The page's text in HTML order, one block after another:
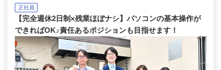
正社員
【完全週休2日制×残業ほぼナシ】パソコンの基本操作が
できればOK♪責任あるポジションも目指せます！